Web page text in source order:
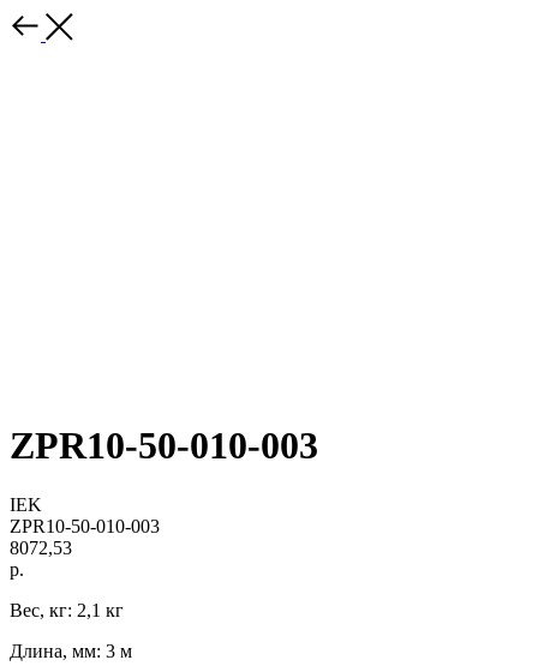
ZPR10-50-010-003
IEK
ZPR10-50-010-003
8072,53
р.
Вес, кг: 2,1 кг
Длина, мм: 3 м